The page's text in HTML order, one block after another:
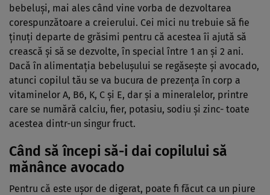
bebeluşi, mai ales când vine vorba de dezvoltarea
corespunzătoare a creierului. Cei mici nu trebuie să fie
ţinuţi departe de grăsimi pentru că acestea îi ajută să
crească şi să se dezvolte, în special între 1 an şi 2 ani.
Dacă în alimentaţia bebeluşului se regăseşte şi avocado,
atunci copilul tău se va bucura de prezenţa în corp a
vitaminelor A, B6, K, C şi E, dar şi a mineralelor, printre
care se numără calciu, fier, potasiu, sodiu şi zinc- toate
acestea dintr-un singur fruct.
Când să începi să-i dai copilului să
mănânce avocado
Pentru că este uşor de digerat, poate fi făcut ca un piure